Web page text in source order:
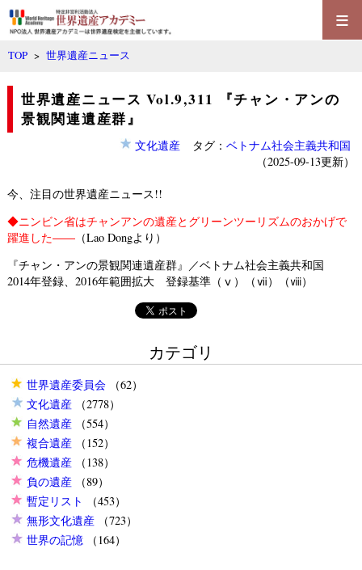
≡
TOP >世界遺産ニュース
世界遺産ニュース Vol.9,311 『チャン・アンの
景観関連遺産群』
文化遺産タグ： ベトナム社会主義共和国
（2025-09-13更新）
今、注目の世界遺産ニュース!!
◆ニンビン省はチャンアンの遺産とグリーンツーリズムのおかげで
躍進した――（Lao Dongより）
『チャン・アンの景観関連遺産群』／ベトナム社会主義共和国
2014年登録、2016年範囲拡大 登録基準（ⅴ）（ⅶ）（ⅷ）
カテゴリ
世界遺産委員会（62）
文化遺産（2778）
自然遺産（554）
複合遺産（152）
危機遺産（138）
負の遺産（89）
暫定リスト
（453）
無形文化遺産（723）
世界の記憶（164）